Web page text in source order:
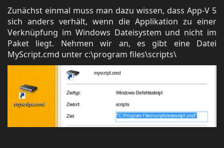
Zunächst einmal muss man dazu wissen, dass App-V 5
sich anders verhält, wenn die Applikation zu einer
Verknüpfung im Windows Dateisystem und nicht im
Paket liegt. Nehmen wir an, es gibt eine Datei
MyScript.cmd unter c:\program files\scripts\